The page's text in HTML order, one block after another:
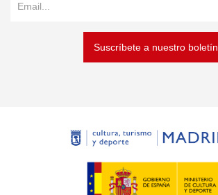
Suscríbete a nuestro boletín